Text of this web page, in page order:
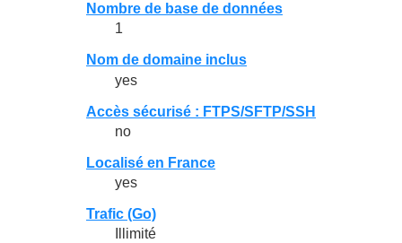
Nombre de base de données
1
Nom de domaine inclus
yes
Accès sécurisé : FTPS/SFTP/SSH
no
Localisé en France
yes
Trafic (Go)
Illimité